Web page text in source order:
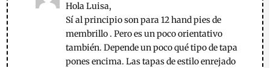
Hola Luisa,
Sí al principio son para 12 hand pies de
membrillo . Pero es un poco orientativo
también. Depende un poco qué tipo de tapa
pones encima. Las tapas de estilo enrejado